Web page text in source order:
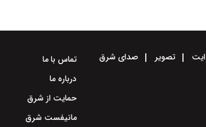
تصویر صدای شرق
تماس با ما
درباره ما
حمایت از شرق
مانیفست شرق